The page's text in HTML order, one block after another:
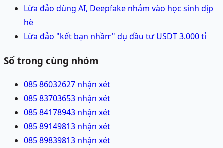
Lừa đảo dùng AI, Deepfake nhắm vào học sinh dịp
hè
Lừa đảo "kết bạn nhầm" dụ đầu tư USDT 3.000 tỉ
Số trong cùng nhóm
085 86032627 nhận xét
085 83703653 nhận xét
085 84178943 nhận xét
085 89149813 nhận xét
085 89839813 nhận xét